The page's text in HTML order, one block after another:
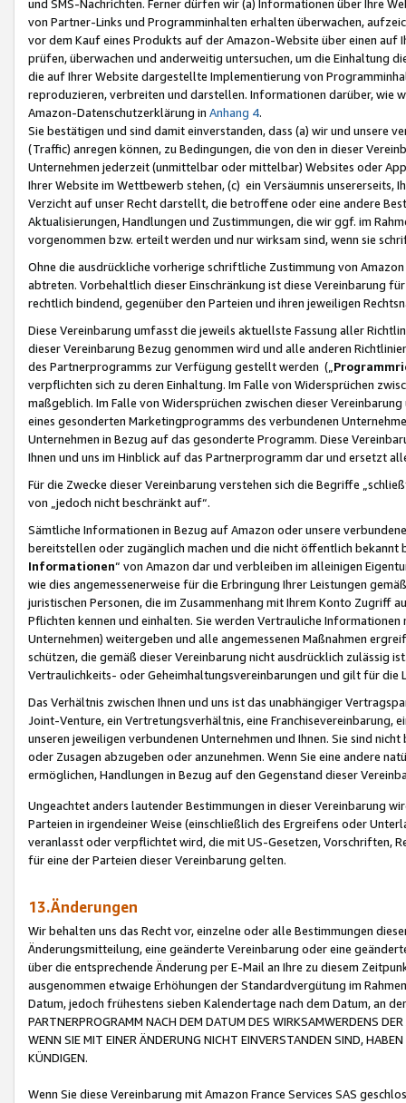
und SMS-Nachrichten. Ferner dürfen wir (a) Informationen über Ihre
von Partner-Links und Programminhalten erhalten überwachen,
vor dem Kauf eines Produkts auf der Amazon-Website über einen
prüfen, überwachen und anderweitig untersuchen, um die Einhaltung
die auf Ihrer Website dargestellte Implementierung von
reproduzieren, verbreiten und darstellen. Informationen darüber, wie
Amazon-Datenschutzerklärung in Anhang 4.
Sie bestätigen und sind damit einverstanden, dass (a) wir und
(Traffic) anregen können, zu Bedingungen, die von den in dieser
Unternehmen jederzeit (unmittelbar oder mittelbar) Websites oder
Ihrer Website im Wettbewerb stehen, (c) ein Versäumnis unsererseits,
Verzicht auf unser Recht darstellt, die betroffene oder eine andere
Aktualisierungen, Handlungen und Zustimmungen, die wir ggf. im
vorgenommen bzw. erteilt werden und nur wirksam sind, wenn sie
Ohne die ausdrückliche vorherige schriftliche Zustimmung von
abtreten. Vorbehaltlich dieser Einschränkung ist diese Vereinbarung
rechtlich bindend, gegenüber den Parteien und ihren jeweiligen
Diese Vereinbarung umfasst die jeweils aktuellste Fassung aller
dieser Vereinbarung Bezug genommen wird und alle anderen
des Partnerprogramms zur Verfügung gestellt werden („
verpflichten sich zu deren Einhaltung. Im Falle von Widersprüchen
maßgeblich. Im Falle von Widersprüchen zwischen dieser
eines gesonderten Marketingprogramms des verbundenen
Unternehmen in Bezug auf das gesonderte Programm. Diese
Ihnen und uns im Hinblick auf das Partnerprogramm dar und ersetzt
Für die Zwecke dieser Vereinbarung verstehen sich die Begriffe
von „jedoch nicht beschränkt auf“.
Sämtliche Informationen in Bezug auf Amazon oder unsere
bereitstellen oder zugänglich machen und die nicht öffentlich
Informationen“ von Amazon dar und verbleiben im alleinigen
wie dies angemessenerweise für die Erbringung Ihrer Leistungen
juristischen Personen, die im Zusammenhang mit Ihrem Konto
Pflichten kennen und einhalten. Sie werden Vertrauliche
Unternehmen) weitergeben und alle angemessenen Maßnahmen
schützen, die gemäß dieser Vereinbarung nicht ausdrücklich zulässig
Vertraulichkeits- oder Geheimhaltungsvereinbarungen und gilt für die
Das Verhältnis zwischen Ihnen und uns ist das unabhängiger
Joint-Venture, ein Vertretungsverhältnis, eine Franchisevereinbarung,
unseren jeweiligen verbundenen Unternehmen und Ihnen. Sie sind
oder Zusagen abzugeben oder anzunehmen. Wenn Sie eine andere
ermöglichen, Handlungen in Bezug auf den Gegenstand dieser
Ungeachtet anders lautender Bestimmungen in dieser Vereinbarung
Parteien in irgendeiner Weise (einschließlich des Ergreifens oder
veranlasst oder verpflichtet wird, die mit US-Gesetzen, Vorschriften,
für eine der Parteien dieser Vereinbarung gelten.
13.Änderungen
Wir behalten uns das Recht vor, einzelne oder alle Bestimmungen
Änderungsmitteilung, eine geänderte Vereinbarung oder eine
über die entsprechende Änderung per E-Mail an Ihre zu diesem
ausgenommen etwaige Erhöhungen der Standardvergütung im
Datum, jedoch frühestens sieben Kalendertage nach dem Datum, an
PARTNERPROGRAMM NACH DEM DATUM DES WIRKSAMWERDENS
WENN SIE MIT EINER ÄNDERUNG NICHT EINVERSTANDEN SIND,
KÜNDIGEN.
Wenn Sie diese Vereinbarung mit Amazon France Services SAS